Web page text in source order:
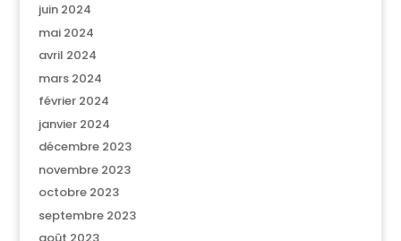
juin 2024
mai 2024
avril 2024
mars 2024
février 2024
janvier 2024
décembre 2023
novembre 2023
octobre 2023
septembre 2023